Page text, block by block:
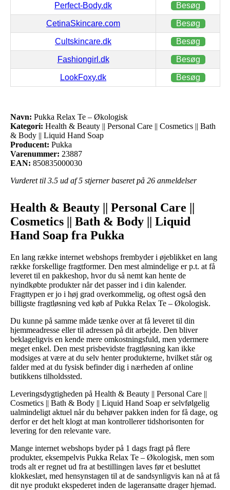
Perfect-Body.dk Besøg
CetinaSkincare.com Besøg
Cultskincare.dk Besøg
Fashiongirl.dk Besøg
LookFoxy.dk Besøg
Navn: Pukka Relax Te – Økologisk
Kategori: Health & Beauty || Personal Care || Cosmetics || Bath
& Body || Liquid Hand Soap
Producent: Pukka
Varenummer: 23887
EAN: 850835000030
Vurderet til 3.5 ud af 5 stjerner baseret på 26 anmeldelser
Health & Beauty || Personal Care ||
Cosmetics || Bath & Body || Liquid
Hand Soap fra Pukka
En lang række internet webshops frembyder i øjeblikket en lang
række forskellige fragtformer. Den mest almindelige er p.t. at få
leveret til en pakkeshop, hvor du så nemt kan hente de
nyindkøbte produkter når det passer ind i din kalender.
Fragttypen er jo i høj grad overkommelig, og oftest også den
billigste fragtløsning ved køb af Pukka Relax Te – Økologisk.
Du kunne på samme måde tænke over at få leveret til din
hjemmeadresse eller til adressen på dit arbejde. Den bliver
beklageligvis en kende mere omkostningsfuld, men ydermere
meget enkel. Den mest prisbevidste fragtløsning kan ikke
modsiges at være at du selv henter produkterne, hvilket står og
falder med at du fysisk befinder dig i nærheden af online
butikkens tilholdssted.
Leveringsdygtigheden på Health & Beauty || Personal Care ||
Cosmetics || Bath & Body || Liquid Hand Soap er selvfølgelig
ualmindeligt aktuel når du behøver pakken inden for få dage, og
derfor er det helt klogt at man kontrollerer tidshorisonten for
levering for den relevante vare.
Mange internet webshops byder på 1 dags fragt på flere
produkter, eksempelvis Pukka Relax Te – Økologisk, men som
trods alt er regnet ud fra at bestillingen laves før et besluttet
klokkeslæt, med hensynstagen til at de sandsynligvis kan nå at få
dit nye produkt ekspederet inden de lageransatte drager hjemad.